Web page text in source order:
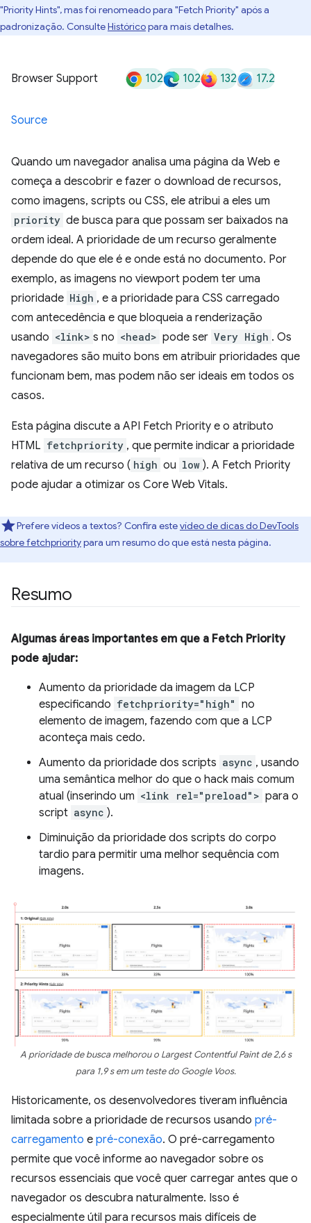
"Priority Hints", mas foi renomeado para "Fetch Priority" após a
padronização. ConsulteHistóricopara mais detalhes.
Browser Support 102 102 132 17.2
Source
Quando um navegador analisa uma página da Web e
começa a descobrir e fazer o download de recursos,
como imagens, scripts ou CSS, ele atribui a eles um
priority de busca para que possam ser baixados na
ordem ideal. A prioridade de um recurso geralmente
depende do que ele é e onde está no documento. Por
exemplo, as imagens no viewport podem ter uma
prioridade High , e a prioridade para CSS carregado
com antecedência e que bloqueia a renderização
usando <link> s no <head> pode ser Very High . Os
navegadores são muito bons em atribuir prioridades que
funcionam bem, mas podem não ser ideais em todos os
casos.
Esta página discute a API Fetch Priority e o atributo
HTML fetchpriority , que permite indicar a prioridade
relativa de um recurso ( high ou low ). A Fetch Priority
pode ajudar a otimizar os Core Web Vitals.
Prefere vídeos a textos? Confira estevídeo de dicas do DevTools
sobre fetchprioritypara um resumo do que está nesta página.
Resumo
Algumas áreas importantes em que a Fetch Priority
pode ajudar:
Aumento da prioridade da imagem da LCP
especificando fetchpriority="high" no
elemento de imagem, fazendo com que a LCP
aconteça mais cedo.
Aumento da prioridade dos scripts async , usando
uma semântica melhor do que o hack mais comum
atual (inserindo um <link rel="preload"> para o
script async ).
Diminuição da prioridade dos scripts do corpo
tardio para permitir uma melhor sequência com
imagens.
A prioridade de busca melhorou o Largest Contentful Paint de 2,6 s
para 1,9 s em um teste do Google Voos.
Historicamente, os desenvolvedores tiveram influência
limitada sobre a prioridade de recursos usando pré-
carregamento e pré-conexão. O pré-carregamento
permite que você informe ao navegador sobre os
recursos essenciais que você quer carregar antes que o
navegador os descubra naturalmente. Isso é
especialmente útil para recursos mais difíceis de